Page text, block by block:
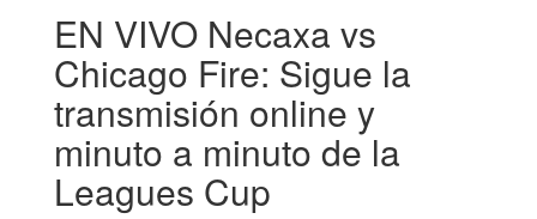
EN VIVO Necaxa vs
Chicago Fire: Sigue la
transmisión online y
minuto a minuto de la
Leagues Cup